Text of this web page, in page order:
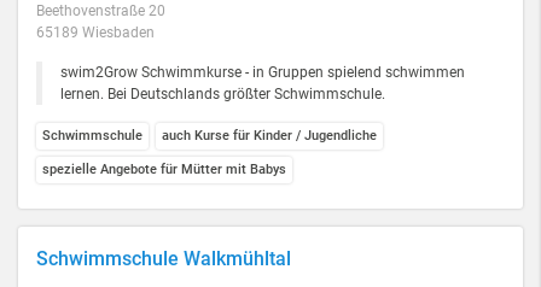
Beethovenstraße 20
65189 Wiesbaden
swim2Grow Schwimmkurse - in Gruppen spielend schwimmen
lernen. Bei Deutschlands größter Schwimmschule.
Schwimmschule auch Kurse für Kinder / Jugendliche
spezielle Angebote für Mütter mit Babys
Schwimmschule Walkmühltal